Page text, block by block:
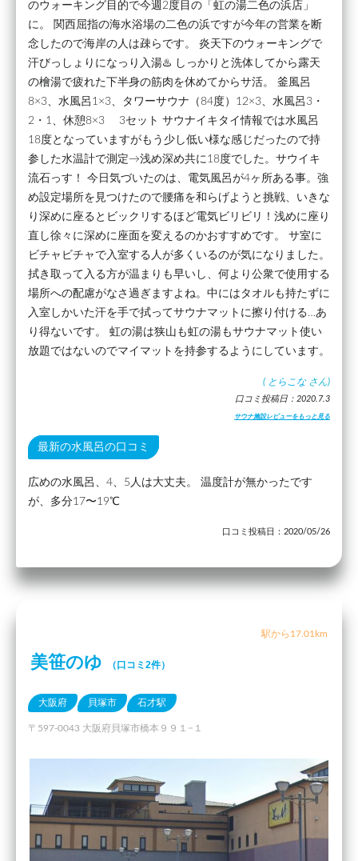
のウォーキング目的で今週2度目の「虹の湯二色の浜店」
に。 関西屈指の海水浴場の二色の浜ですが今年の営業を断
念したので海岸の人は疎らです。 炎天下のウォーキングで
汗びっしょりになっり入湯♨️ しっかりと洗体してから露天
の檜湯で疲れた下半身の筋肉を休めてからサ活。 釜風呂
8×3、水風呂1×3、タワーサウナ（84度）12×3、水風呂3・
2・1、休憩8×3 3セット サウナイキタイ情報では水風呂
18度となっていますがもう少し低い様な感じだったので持
参した水温計で測定→浅め深め共に18度でした。サウイキ
流石っす！ 今日気づいたのは、電気風呂が4ヶ所ある事。強
め設定場所を見つけたので腰痛を和らげようと挑戦、いきな
り深めに座るとビックリするほど電気ビリビリ！浅めに座り
直し徐々に深めに座面を変えるのかおすすめです。 サ室に
ビチャビチャで入室する人が多くいるのが気になりました。
拭き取って入る方が温まりも早いし、何より公衆で使用する
場所への配慮がなさ過ぎますよね。中にはタオルも持たずに
入室しかいた汗を手で拭ってサウナマットに擦り付ける…あ
り得ないです。 虹の湯は狭山も虹の湯もサウナマット使い
放題ではないのでマイマットを持参するようにしています。
( とらこな さん)
口コミ投稿日：2020.7.3
サウナ施設レビューをもっと見る
最新の水風呂の口コミ
広めの水風呂、4、5人は大丈夫。 温度計が無かったです
が、多分17〜19℃
口コミ投稿日：2020/05/26
駅から17.01km
美笹のゆ （口コミ2件）
大阪府 貝塚市 石才駅
〒597-0043 大阪府貝塚市橋本９９１−１